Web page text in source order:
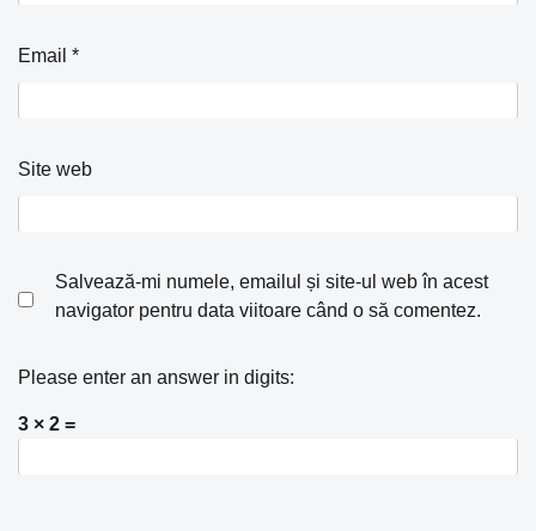
Email *
Site web
Salvează-mi numele, emailul și site-ul web în acest
navigator pentru data viitoare când o să comentez.
Please enter an answer in digits:
3 × 2 =